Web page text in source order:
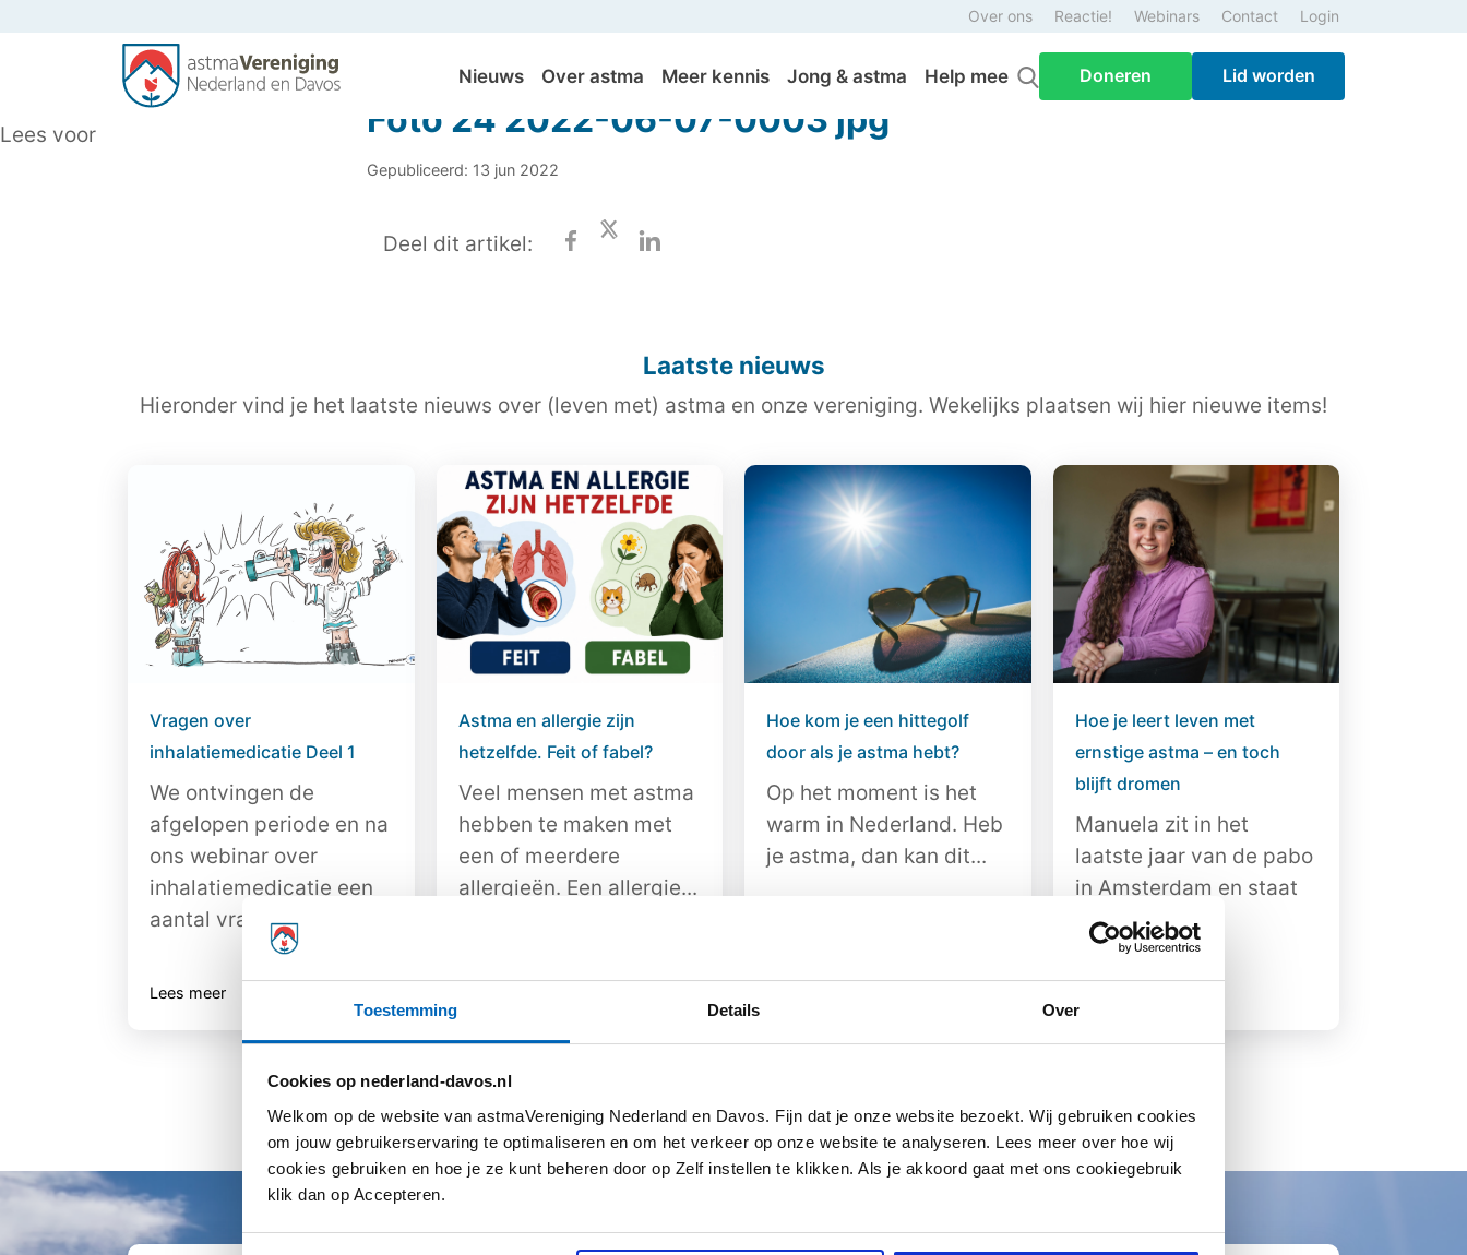
Toestemming Details Over
Cookies op nederland-davos.nl
Welkom op de website van astmaVereniging Nederland en Davos. Fijn dat je onze website bezoekt. Wij gebruiken cookies
om jouw gebruikerservaring te optimaliseren en om het verkeer op onze website te analyseren. Lees meer over hoe wij
cookies gebruiken en hoe je ze kunt beheren door op Zelf instellen te klikken. Als je akkoord gaat met ons cookiegebruik
klik dan op Accepteren.
Over ons Reactie! Webinars Contact Login
Nieuws Over astma Meer kennis Jong & astma Help mee Doneren Lid worden
Lees voor Foto 24 2022-06-07-0003 jpg
Gepubliceerd: 13 jun 2022
Deel dit artikel:
Laatste nieuws
Hieronder vind je het laatste nieuws over (leven met) astma en onze vereniging. Wekelijks plaatsen wij hier nieuwe items!
Vragen over
inhalatiemedicatie Deel 1
We ontvingen de
afgelopen periode en na
ons webinar over
inhalatiemedicatie een
aantal vragen...
Lees meer
Astma en allergie zijn
hetzelfde. Feit of fabel?
Veel mensen met astma
hebben te maken met
een of meerdere
allergieën. Een allergie...
Hoe kom je een hittegolf
door als je astma hebt?
Op het moment is het
warm in Nederland. Heb
je astma, dan kan dit...
Hoe je leert leven met
ernstige astma – en toch
blijft dromen
Manuela zit in het
laatste jaar van de pabo
in Amsterdam en staat
het...